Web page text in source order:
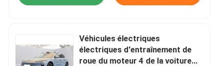
Véhicules électriques
électriques d'entraînement de
roue du moteur 4 de la voiture